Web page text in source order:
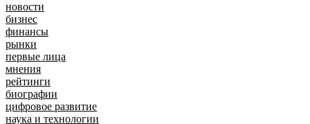
новости
бизнес
финансы
рынки
первые лица
мнения
рейтинги
биографии
цифровое развитие
наука и технологии